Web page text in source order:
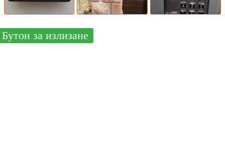
Бутон за излизане